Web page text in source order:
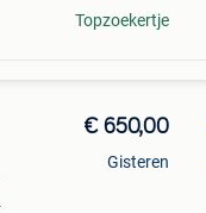
Topzoekertje
€ 650,00
Gisteren